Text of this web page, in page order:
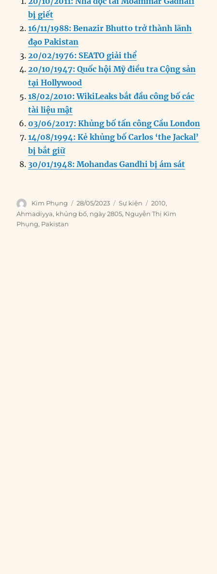
bị giết
16/11/1988: Benazir Bhutto trở thành lãnh
đạo Pakistan
20/02/1976: SEATO giải thể
20/10/1947: Quốc hội Mỹ điều tra Cộng sản
tại Hollywood
18/02/2010: WikiLeaks bắt đầu công bố các
tài liệu mật
03/06/2017: Khủng bố tấn công Cầu London
14/08/1994: Kẻ khủng bố Carlos ‘the Jackal’
bị bắt giữ
30/01/1948: Mohandas Gandhi bị ám sát
Author
Kim Phụng
Posted
on
28/05/2023 Categories
Sự kiện Tags
2010,
Ahmadiyya, khủng bố, ngày 2805, Nguyễn Thị Kim
Phụng, Pakistan